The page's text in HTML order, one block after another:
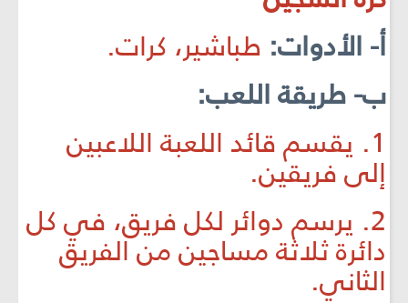
أ- الأدوات: طباشير، كرات.
ب- طريقة اللعب:
1. يقسم قائد اللعبة اللاعبين
إلى فريقين.
2. يرسم دوائر لكل فريق، في كل
دائرة ثلاثة مساجين من الفريق
الثاني.